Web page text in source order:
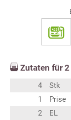
Zutaten für 2
4 Stk
1
Prise
2
EL